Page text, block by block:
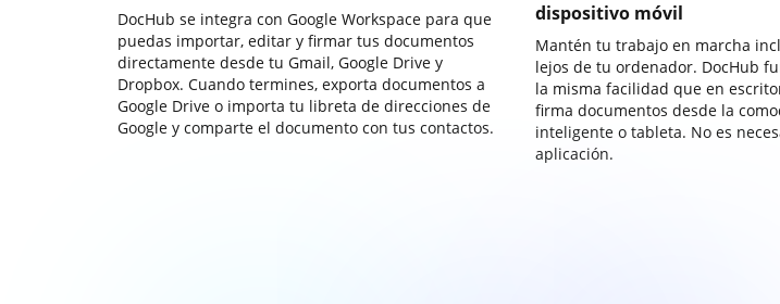
DocHub se integra con Google Workspace para que
puedas importar, editar y firmar tus documentos
directamente desde tu Gmail, Google Drive y
Dropbox. Cuando termines, exporta documentos a
Google Drive o importa tu libreta de direcciones de
Google y comparte el documento con tus contactos.
dispositivo móvil
Mantén tu trabajo en marcha
lejos de tu ordenador. DocHub
la misma facilidad que en
firma documentos desde la
inteligente o tableta. No es
aplicación.